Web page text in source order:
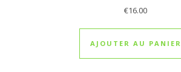
€16.00
AJOUTER AU PANIER